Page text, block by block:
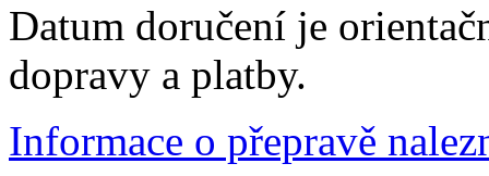
Datum doručení je
dopravy a platby.
Informace o přepravě